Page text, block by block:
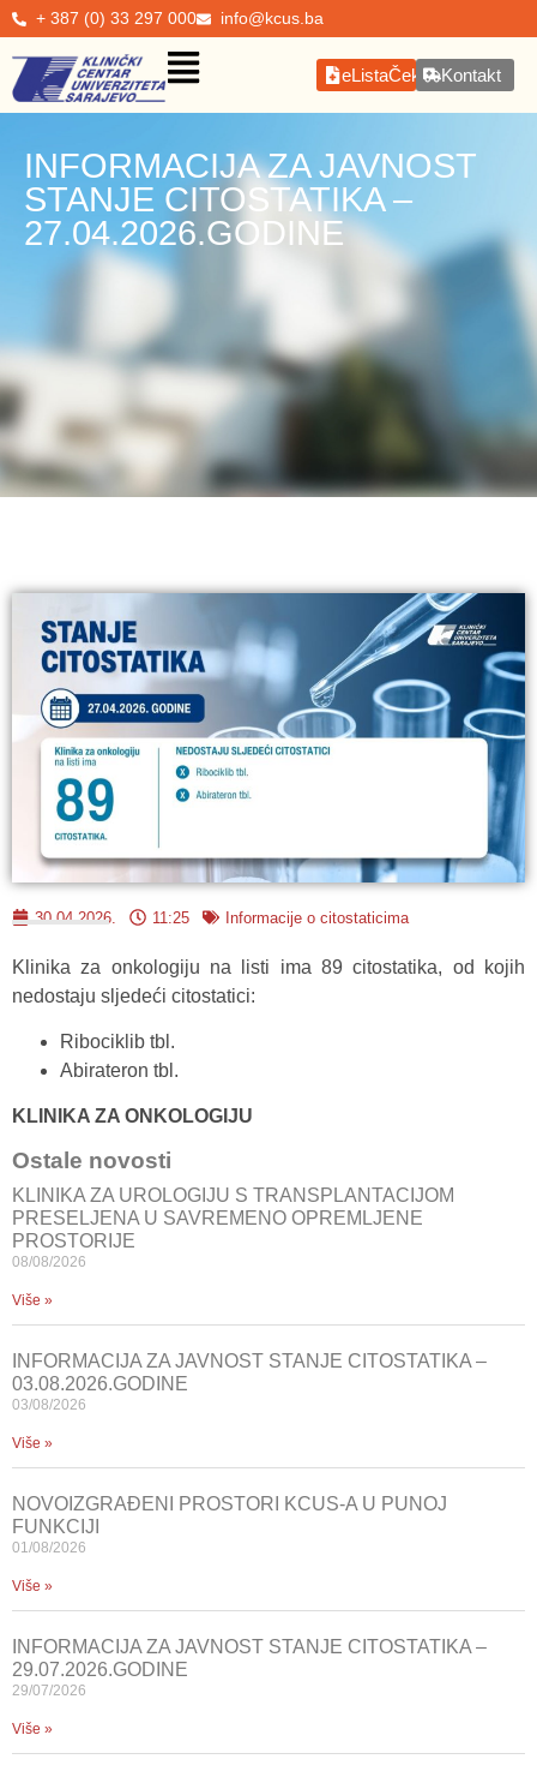
+ 387 (0) 33 297 000 info@kcus.ba
eListaČekanjaKontakt
INFORMACIJA ZA JAVNOST
STANJE CITOSTATIKA –
27.04.2026.GODINE
30.04.2026. 11:25 Informacije o citostaticima
Klinika za onkologiju na listi ima 89 citostatika, od kojih
nedostaju sljedeći citostatici:
Ribociklib tbl.
Abirateron tbl.
KLINIKA ZA ONKOLOGIJU
Ostale novosti
KLINIKA ZA UROLOGIJU S TRANSPLANTACIJOM
PRESELJENA U SAVREMENO OPREMLJENE
PROSTORIJE
08/08/2026
Više »
INFORMACIJA ZA JAVNOST STANJE CITOSTATIKA –
03.08.2026.GODINE
03/08/2026
Više »
NOVOIZGRAĐENI PROSTORI KCUS-A U PUNOJ
FUNKCIJI
01/08/2026
Više »
INFORMACIJA ZA JAVNOST STANJE CITOSTATIKA –
29.07.2026.GODINE
29/07/2026
Više »